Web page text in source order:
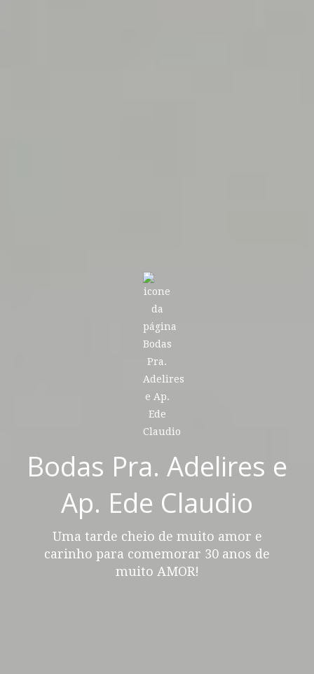
Bodas Pra. Adelires e
Ap. Ede Claudio
Uma tarde cheio de muito amor e
carinho para comemorar 30 anos de
muito AMOR!